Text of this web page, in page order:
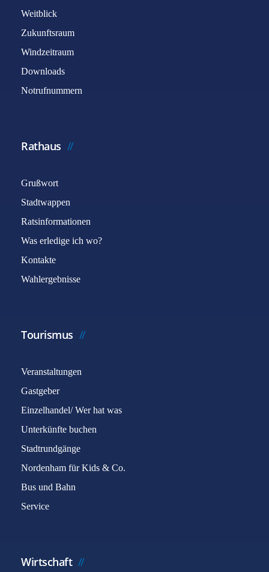
Weitblick
Zukunftsraum
Windzeitraum
Downloads
Notrufnummern
Rathaus
Grußwort
Stadtwappen
Ratsinformationen
Was erledige ich wo?
Kontakte
Wahlergebnisse
Tourismus
Veranstaltungen
Gastgeber
Einzelhandel/ Wer hat was
Unterkünfte buchen
Stadtrundgänge
Nordenham für Kids & Co.
Bus und Bahn
Service
Wirtschaft